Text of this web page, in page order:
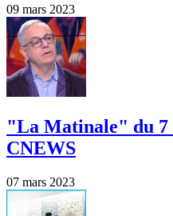
09 mars 2023
"La Matinale" du 7
CNEWS
07 mars 2023